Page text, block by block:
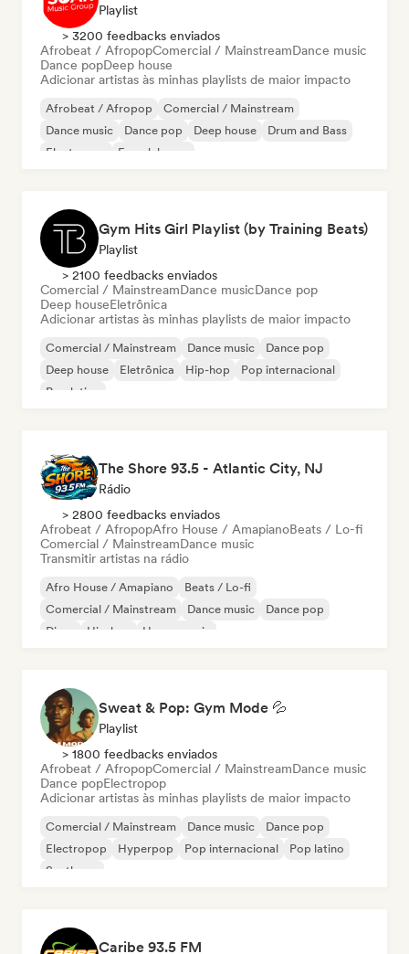
Playlist
> 3200 feedbacks enviados
Afrobeat / AfropopComercial / MainstreamDance music
Dance popDeep house
Adicionar artistas às minhas playlists de maior impacto
Afrobeat / Afropop
Comercial / Mainstream
Dance music
Dance pop Deep house
Drum and Bass
Electropop
French house
Gym Hits Girl Playlist (by Training Beats)
Playlist
> 2100 feedbacks enviados
Comercial / MainstreamDance musicDance pop
Deep houseEletrônica
Adicionar artistas às minhas playlists de maior impacto
Comercial / Mainstream Dance music
Dance pop
Deep house
Eletrônica Hip-hop
Pop internacional
Pop latino
The Shore 93.5 - Atlantic City, NJ
Rádio
> 2800 feedbacks enviados
Afrobeat / AfropopAfro House / AmapianoBeats / Lo-fi
Comercial / MainstreamDance music
Transmitir artistas na rádio
Afro House / Amapiano
Beats / Lo-fi
Comercial / Mainstream
Dance music
Dance pop
Disco
Hip-hop House music
Sweat & Pop: Gym Mode 💦
Playlist
> 1800 feedbacks enviados
Afrobeat / AfropopComercial / MainstreamDance music
Dance popElectropop
Adicionar artistas às minhas playlists de maior impacto
Comercial / Mainstream Dance music
Dance pop
Electropop
Hyperpop Pop internacional
Pop latino
Synthpop
Caribe 93.5 FM